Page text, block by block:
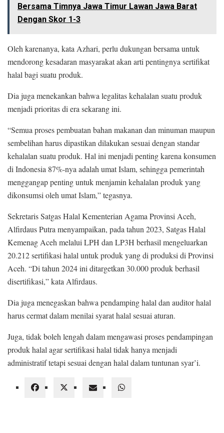
Bersama Timnya Jawa Timur Lawan Jawa Barat
Dengan Skor 1-3
Oleh karenanya, kata Azhari, perlu dukungan bersama untuk
mendorong kesadaran masyarakat akan arti pentingnya sertifikat
halal bagi suatu produk.
Dia juga menekankan bahwa legalitas kehalalan suatu produk
menjadi prioritas di era sekarang ini.
“Semua proses pembuatan bahan makanan dan minuman maupun
sembelihan harus dipastikan dilakukan sesuai dengan standar
kehalalan suatu produk. Hal ini menjadi penting karena konsumen
di Indonesia 87%-nya adalah umat Islam, sehingga pemerintah
menggangap penting untuk menjamin kehalalan produk yang
dikonsumsi oleh umat Islam,” tegasnya.
Sekretaris Satgas Halal Kementerian Agama Provinsi Aceh,
Alfirdaus Putra menyampaikan, pada tahun 2023, Satgas Halal
Kemenag Aceh melalui LPH dan LP3H berhasil mengeluarkan
20.212 sertifikasi halal untuk produk yang di produksi di Provinsi
Aceh. “Di tahun 2024 ini ditargetkan 30.000 produk berhasil
disertifikasi,” kata Alfirdaus.
Dia juga menegaskan bahwa pendamping halal dan auditor halal
harus cermat dalam menilai syarat halal sesuai aturan.
Juga, tidak boleh lengah dalam mengawasi proses pendampingan
produk halal agar sertifikasi halal tidak hanya menjadi
administratif tetapi sesuai dengan halal dalam tuntunan syar’i.